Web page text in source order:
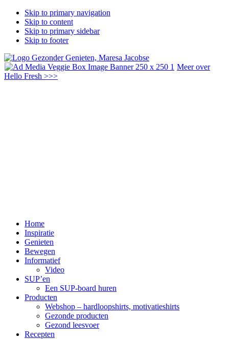
Skip to primary navigation
Skip to content
Skip to primary sidebar
Skip to footer
Header
Meer over
Hello Fresh >>>
Main
navigation
Home
Inspiratie
Genieten
Bewegen
Informatief
Video
SUP’en
Een SUP-board huren
Producten
Webshop – hardloopshirts, motivatieshirts
Gezonde producten
Gezond leesvoer
Recepten